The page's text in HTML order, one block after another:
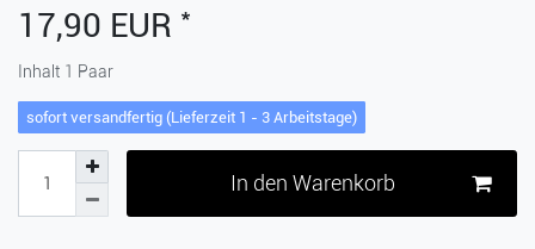
17,90 EUR *
Inhalt 1 Paar
sofort versandfertig (Lieferzeit 1 - 3 Arbeitstage)
In den Warenkorb